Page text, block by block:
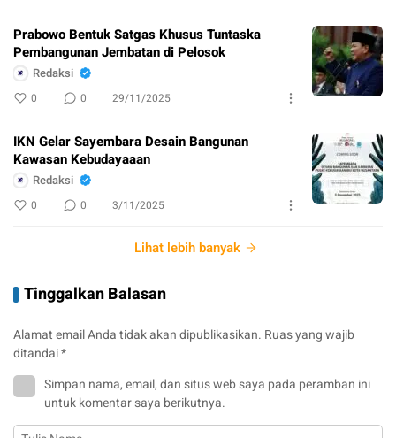
Prabowo Bentuk Satgas Khusus Tuntaska
Pembangunan Jembatan di Pelosok
Redaksi
0 0 29/11/2025
IKN Gelar Sayembara Desain Bangunan
Kawasan Kebudayaaan
Redaksi
0 0 3/11/2025
Lihat lebih banyak
Tinggalkan Balasan
Alamat email Anda tidak akan dipublikasikan. Ruas yang wajib
ditandai*
Simpan nama, email, dan situs web saya pada peramban ini
untuk komentar saya berikutnya.